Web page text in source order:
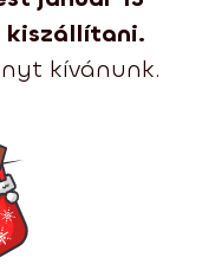
az otthon
karácsonyi
(3)
kívánunk.